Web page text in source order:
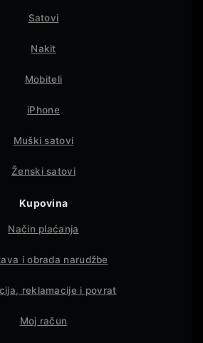
Satovi
Nakit
Mobiteli
iPhone
Muški satovi
Ženski satovi
Kupovina
Način plaćanja
i obrada narudžbe
reklamacije i povrat
Moj račun